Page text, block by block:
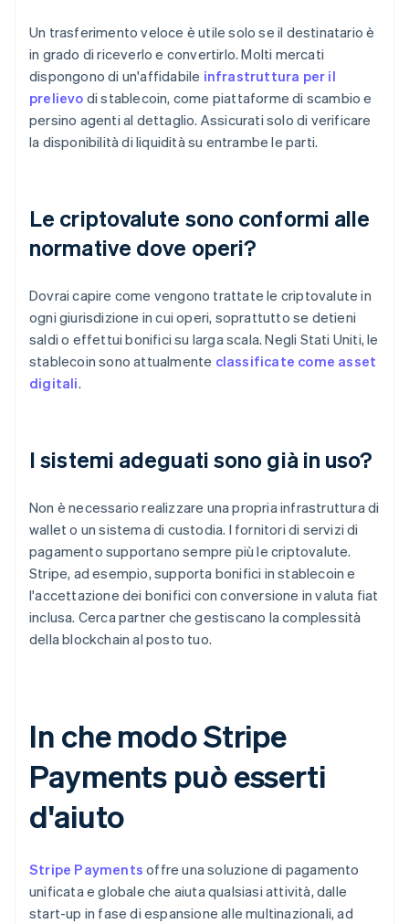
Un trasferimento veloce è utile solo se il destinatario è
in grado di riceverlo e convertirlo. Molti mercati
dispongono di un'affidabile infrastruttura per il
prelievo di stablecoin, come piattaforme di scambio e
persino agenti al dettaglio. Assicurati solo di verificare
la disponibilità di liquidità su entrambe le parti.
Le criptovalute sono conformi alle
normative dove operi?
Dovrai capire come vengono trattate le criptovalute in
ogni giurisdizione in cui operi, soprattutto se detieni
saldi o effettui bonifici su larga scala. Negli Stati Uniti, le
stablecoin sono attualmente classificate come asset
digitali.
I sistemi adeguati sono già in uso?
Non è necessario realizzare una propria infrastruttura di
wallet o un sistema di custodia. I fornitori di servizi di
pagamento supportano sempre più le criptovalute.
Stripe, ad esempio, supporta bonifici in stablecoin e
l'accettazione dei bonifici con conversione in valuta fiat
inclusa. Cerca partner che gestiscano la complessità
della blockchain al posto tuo.
In che modo Stripe
Payments può esserti
d'aiuto
Stripe Payments offre una soluzione di pagamento
unificata e globale che aiuta qualsiasi attività, dalle
start-up in fase di espansione alle multinazionali, ad